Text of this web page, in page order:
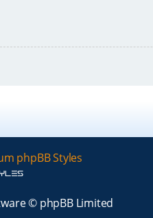
phpBB Styles
© phpBB Limited